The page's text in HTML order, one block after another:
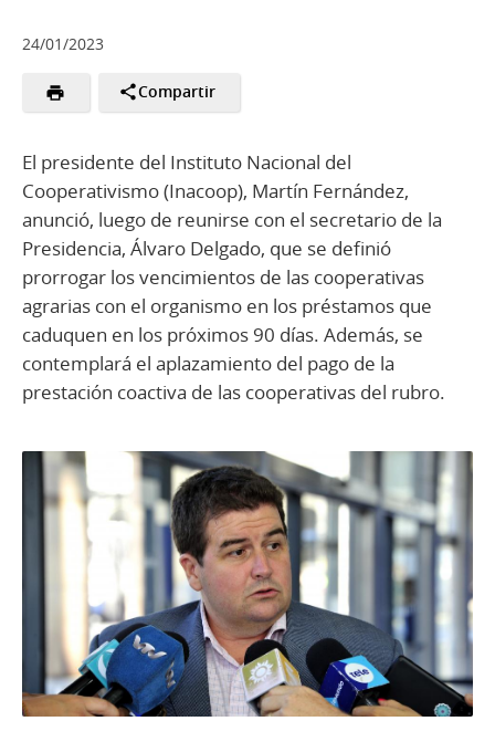
24/01/2023
Compartir
El presidente del Instituto Nacional del
Cooperativismo (Inacoop), Martín Fernández,
anunció, luego de reunirse con el secretario de la
Presidencia, Álvaro Delgado, que se definió
prorrogar los vencimientos de las cooperativas
agrarias con el organismo en los préstamos que
caduquen en los próximos 90 días. Además, se
contemplará el aplazamiento del pago de la
prestación coactiva de las cooperativas del rubro.